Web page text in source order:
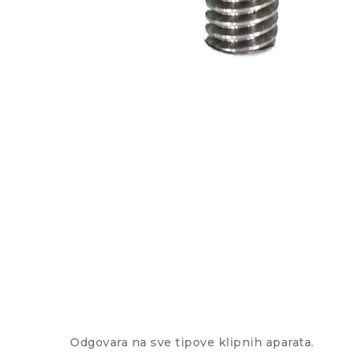
Odgovara na sve tipove klipnih aparata.